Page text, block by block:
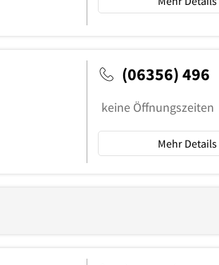
(06356) 496
keine Öffnungszeiten
Mehr Details